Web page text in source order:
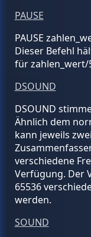
PAUSE
PAUSE
Dieser Befehl
fürzahlen_wert/
DSOUND
DSOUND
Ähnlich dem
kann jeweils
verschiedene
Verfügung. Der
65536
werden.
SOUND